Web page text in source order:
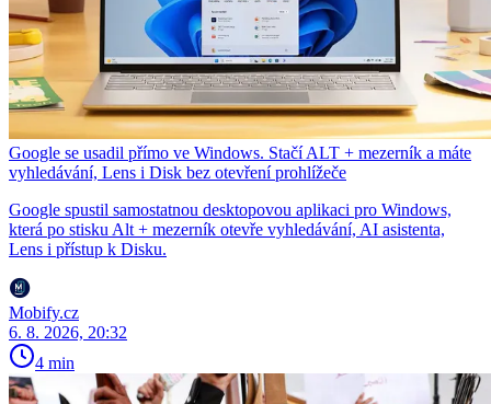
Google se usadil přímo ve Windows. Stačí ALT + mezerník a máte
vyhledávání, Lens i Disk bez otevření prohlížeče
Google spustil samostatnou desktopovou aplikaci pro Windows,
která po stisku Alt + mezerník otevře vyhledávání, AI asistenta,
Lens i přístup k Disku.
Mobify.cz
6. 8. 2026, 20:32
4 min